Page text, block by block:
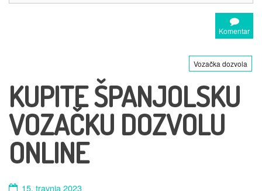
Komentar
Vozačka dozvola
KUPITE ŠPANJOLSKU
VOZAČKU DOZVOLU
ONLINE
15. travnja 2023